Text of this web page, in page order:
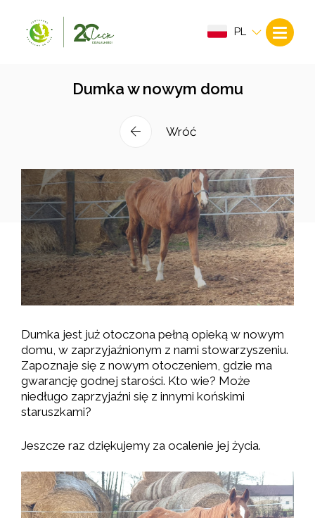
PL
Dumka w nowym domu
Wróć
Dumka jest już otoczona pełną opieką w nowym
domu, w zaprzyjaźnionym z nami stowarzyszeniu.
Zapoznaje się z nowym otoczeniem, gdzie ma
gwarancję godnej starości. Kto wie? Może
niedługo zaprzyjaźni się z innymi końskimi
staruszkami?
Jeszcze raz dziękujemy za ocalenie jej życia.